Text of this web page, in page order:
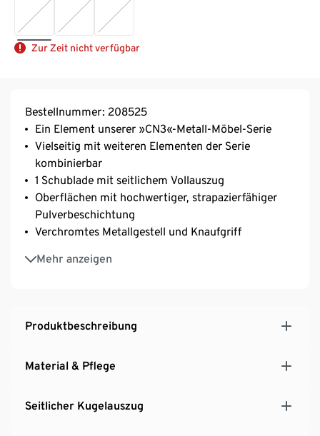
Zur Zeit nicht verfügbar
Bestellnummer: 208525
Ein Element unserer »CN3«-Metall-Möbel-Serie
Vielseitig mit weiteren Elementen der Serie
kombinierbar
1 Schublade mit seitlichem Vollauszug
Oberflächen mit hochwertiger, strapazierfähiger
Pulverbeschichtung
Verchromtes Metallgestell und Knaufgriff
Mehr anzeigen
Mit 4 Rollen, 2 davon feststellbar
Inkl. höhenverstellbarer Kunststofffüße für einen
Produktbeschreibung
Material & Pflege
Seitlicher Kugelauszug